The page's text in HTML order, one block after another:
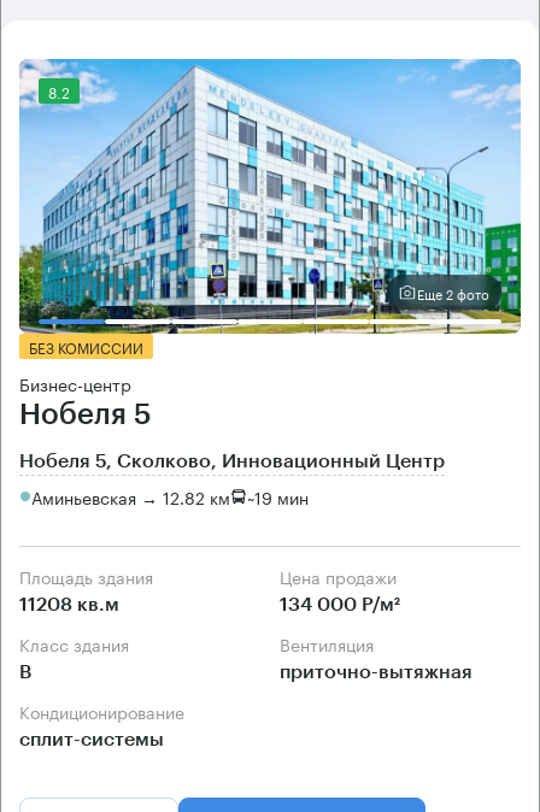
8.2
Еще 2 фото
БЕЗ КОМИССИИ
Бизнес-центр
Нобеля 5
Нобеля 5, Сколково, Инновационный Центр
Аминьевская → 12.82 км ~19 мин
Площадь здания
11208 кв.м
Цена продажи
134 000 Р/м²
Класс здания
B
Вентиляция
приточно-вытяжная
Кондиционирование
сплит-системы